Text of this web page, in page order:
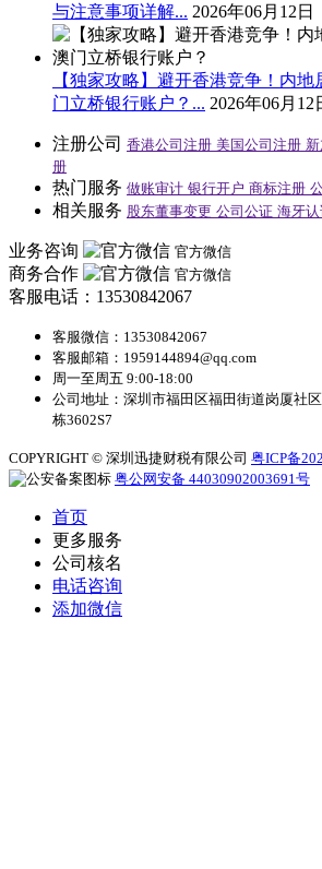
与注意事项详解... 2026年06月12日
【独家攻略】避开香港竞争！内
门立桥银行账户？... 2026年06月12
注册公司 香港公司注册 美国公司注册
册
热门服务 做账审计 银行开户 商标注册
相关服务 股东董事变更 公司公证 海牙
业务咨询 官方微信
商务合作 官方微信
客服电话：13530842067
客服微信：13530842067
客服邮箱：1959144894@qq.com
周一至周五 9:00-18:00
公司地址：深圳市福田区福田街道岗厦社
栋3602S7
COPYRIGHT © 深圳迅捷财税有限公司 粤ICP备
粤公网安备 44030902003691号
首页
更多服务
公司核名
电话咨询
添加微信